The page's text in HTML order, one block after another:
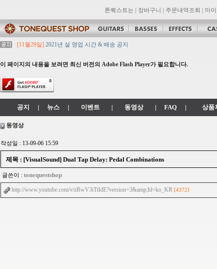
톤퀘스트는 장바구니 주문내역조회 마
[11월29일] 2021년 설 영업 시간 & 배송 공지
[11월29일]톤퀘스트 10월 휴무일 안내입니다.
[11월29일]
톤퀘스트쇼핑몰 리뉴얼 되었습니다. -> .com 에서 .co.kr 로 변경됩
이 페이지의 내용을 보려면 최신 버전의 Adobe Flash Player가 필요합니다.
공지 | 뉴스 | 이벤트 | 동영상 | FAQ | 상품
동영상
작성일 : 13-09-06 15:59
제목 : [VisualSound] Dual Tap Delay: Pedal Combinations
글쓴이 : tonequestshop
http://www.youtube.com/v/zRwV3iTtIdE?version=3&amp;hl=ko_KR [4372]